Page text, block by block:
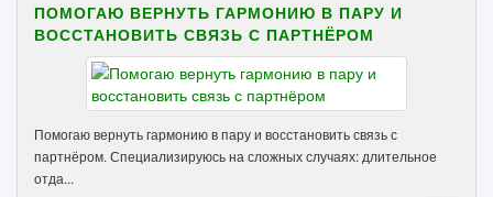
ПОМОГАЮ ВЕРНУТЬ ГАРМОНИЮ В ПАРУ И
ВОССТАНОВИТЬ СВЯЗЬ С ПАРТНЁРОМ
Помогаю вернуть гармонию в пару и восстановить связь с
партнёром. Специализируюсь на сложных случаях: длительное
отда...